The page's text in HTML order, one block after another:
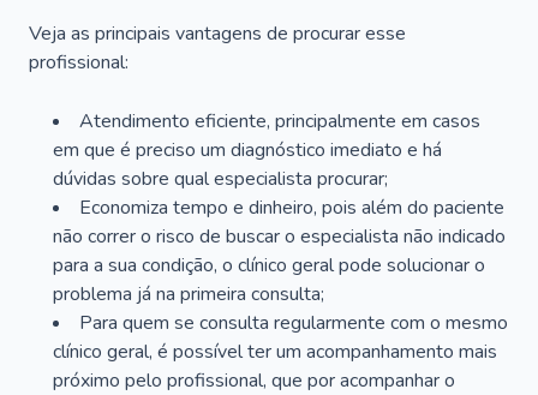
Veja as principais vantagens de procurar esse
profissional:
Atendimento eficiente, principalmente em casos
em que é preciso um diagnóstico imediato e há
dúvidas sobre qual especialista procurar;
Economiza tempo e dinheiro, pois além do paciente
não correr o risco de buscar o especialista não indicado
para a sua condição, o clínico geral pode solucionar o
problema já na primeira consulta;
Para quem se consulta regularmente com o mesmo
clínico geral, é possível ter um acompanhamento mais
próximo pelo profissional, que por acompanhar o